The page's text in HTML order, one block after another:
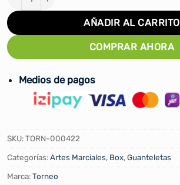
AÑADIR AL CARRITO
COMPRAR AHORA
Medios de pagos
SKU:TORN-000422
Categorías:Artes Marciales, Box,Guanteletas
Marca:Torneo